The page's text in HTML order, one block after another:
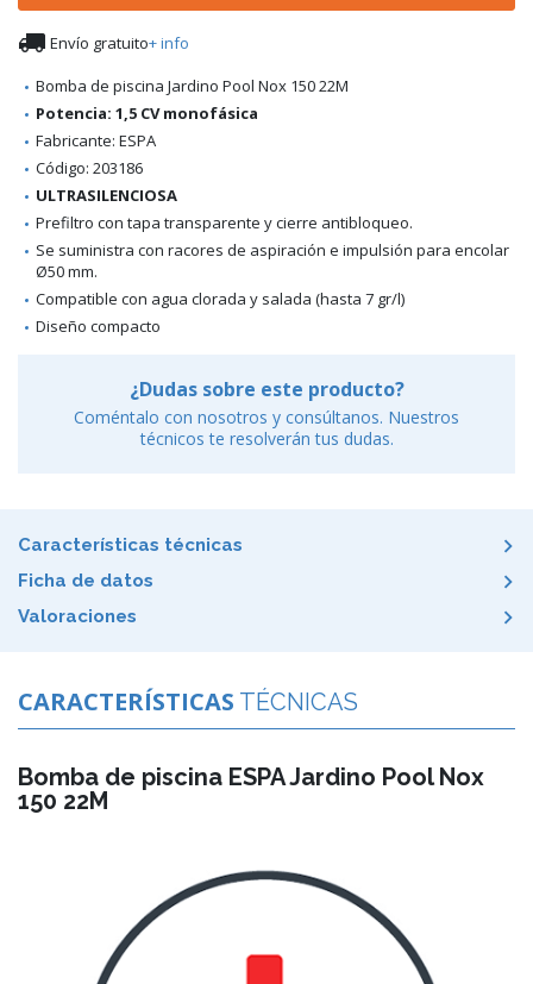
 Envío gratuito+ info
Bomba de piscina Jardino Pool Nox 150 22M
Potencia: 1,5 CV monofásica
Fabricante: ESPA
Código: 203186
ULTRASILENCIOSA
Prefiltro con tapa transparente y cierre antibloqueo.
Se suministra con racores de aspiración e impulsión para encolar
Ø50 mm.
Compatible con agua clorada y salada (hasta 7 gr/l)
Diseño compacto
¿Dudas sobre este producto?
Coméntalo con nosotros y consúltanos. Nuestros
técnicos te resolverán tus dudas.
Características técnicas
Ficha de datos
Valoraciones
CARACTERÍSTICAS TÉCNICAS
Bomba de piscina ESPA Jardino Pool Nox
150 22M